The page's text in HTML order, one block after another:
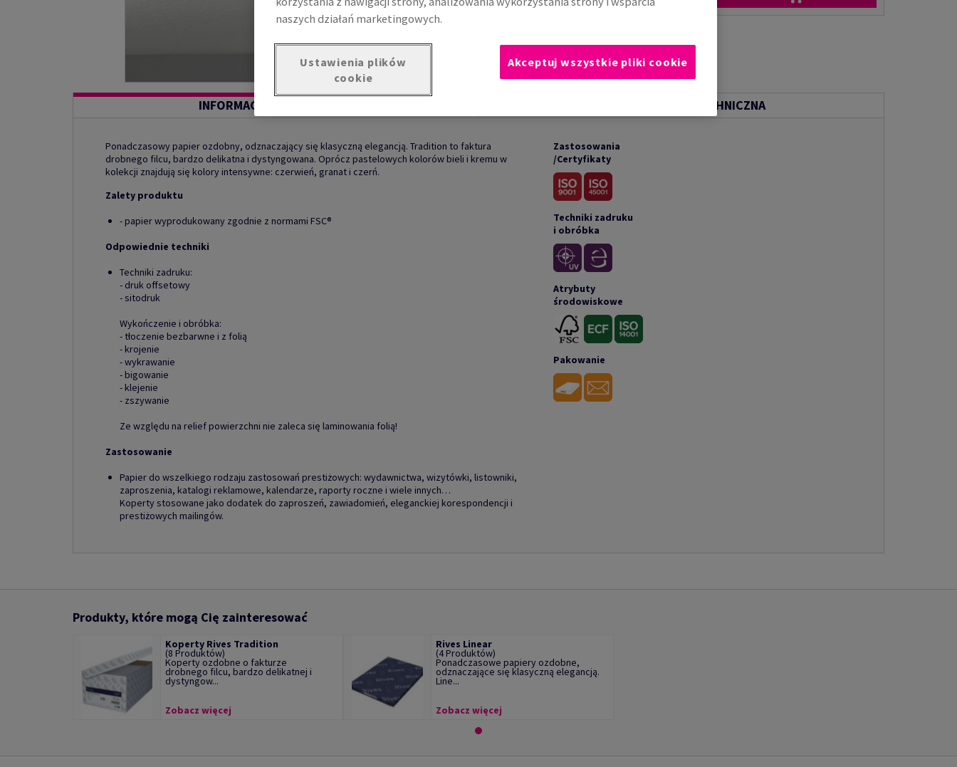
INFORMACJE O PRODUKCIE DOKUMENTACJA TECHNICZNA
Ponadczasowy papier ozdobny, odznaczający się klasyczną elegancją. Tradition to faktura
drobnego filcu, bardzo delikatna i dystyngowana. Oprócz pastelowych kolorów bieli i kremu w
kolekcji znajdują się kolory intensywne: czerwień, granat i czerń.
Zalety produktu
- papier wyprodukowany zgodnie z normami FSC®
Odpowiednie techniki
Techniki zadruku:
- druk offsetowy
- sitodruk
Wykończenie i obróbka:
- tłoczenie bezbarwne i z folią
- krojenie
- wykrawanie
- bigowanie
- klejenie
- zszywanie
Ze względu na relief powierzchni nie zaleca się laminowania folią!
Zastosowanie
Papier do wszelkiego rodzaju zastosowań prestiżowych: wydawnictwa, wizytówki, listowniki,
zaproszenia, katalogi reklamowe, kalendarze, raporty roczne i wiele innych…
Koperty stosowane jako dodatek do zaproszeń, zawiadomień, eleganckiej korespondencji i
prestiżowych mailingów.
Zastosowania
/Certyfikaty
Techniki zadruku
i obróbka
Atrybuty
środowiskowe
Pakowanie
Produkty, które mogą Cię zainteresować
Koperty Rives Tradition
(8 Produktów)
Koperty ozdobne o fakturze
drobnego filcu, bardzo delikatnej i
dystyngow...
Zobacz więcej
Rives Linear
(4 Produktów)
Ponadczasowe papiery ozdobne,
odznaczające się klasyczną elegancją.
Line...
Zobacz więcej
naszych działań marketingowych.
Ustawienia plików
cookie
Akceptuj wszystkie pliki cookie